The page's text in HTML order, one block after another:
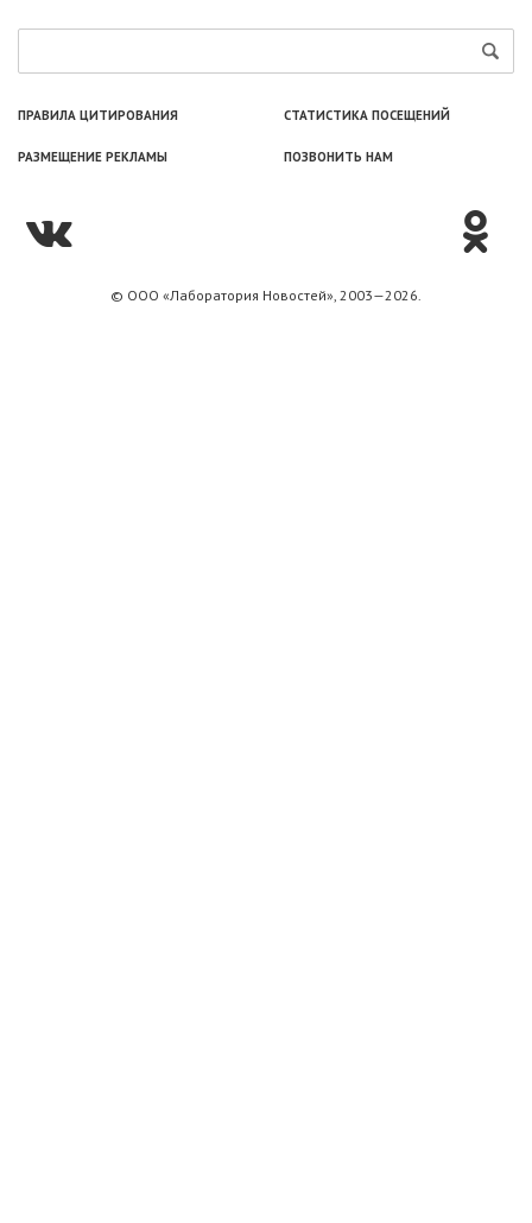
ПРАВИЛА ЦИТИРОВАНИЯ СТАТИСТИКА ПОСЕЩЕНИЙ
РАЗМЕЩЕНИЕ РЕКЛАМЫ ПОЗВОНИТЬ НАМ
© ООО «Лаборатория Новоcтей», 2003—2026.